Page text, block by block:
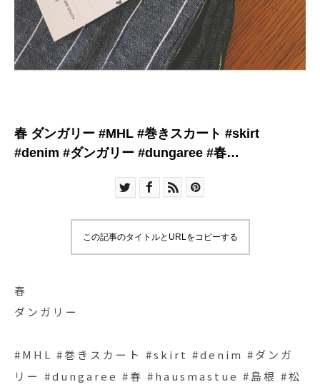
春 ダンガリー #MHL #巻きスカート #skirt
#denim #ダンガリー #dungaree #春
この記事のタイトルとURLをコピーする
春
ダンガリー
#MHL #巻きスカート #skirt #denim #ダンガ
リー #dungaree #春 #hausmastue #島根 #松